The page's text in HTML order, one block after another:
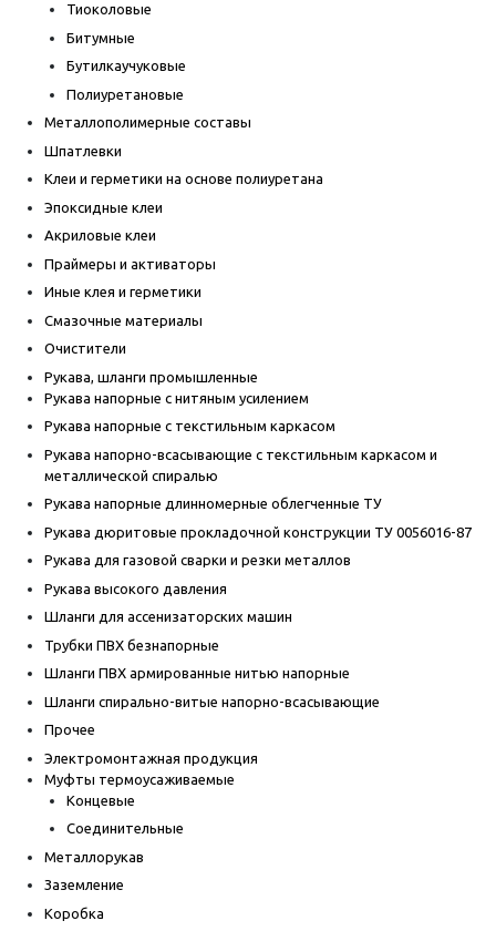
Тиоколовые
Битумные
Бутилкаучуковые
Полиуретановые
Металлополимерные составы
Шпатлевки
Клеи и герметики на основе полиуретана
Эпоксидные клеи
Акриловые клеи
Праймеры и активаторы
Иные клея и герметики
Смазочные материалы
Очистители
Рукава, шланги промышленные
Рукава напорные с нитяным усилением
Рукава напорные с текстильным каркасом
Рукава напорно-всасывающие с текстильным каркасом и
металлической спиралью
Рукава напорные длинномерные облегченные ТУ
Рукава дюритовые прокладочной конструкции ТУ 0056016-87
Рукава для газовой сварки и резки металлов
Рукава высокого давления
Шланги для ассенизаторских машин
Трубки ПВХ безнапорные
Шланги ПВХ армированные нитью напорные
Шланги спирально-витые напорно-всасывающие
Прочее
Электромонтажная продукция
Муфты термоусаживаемые
Концевые
Соединительные
Металлорукав
Заземление
Коробка